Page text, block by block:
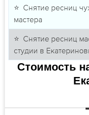
⭐ Снятие ресниц
мастера
⭐ Снятие ресниц
студии в
Стоимость